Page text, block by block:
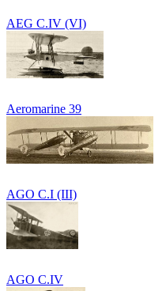
AEG C.IV (VI)
Aeromarine 39
AGO C.I (III)
AGO C.IV